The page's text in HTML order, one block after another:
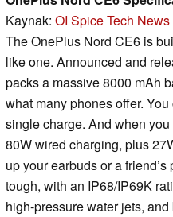
Kaynak: OI Spice Tech News
The OnePlus Nord CE6 is
like one. Announced and
packs a massive 8000 mAh
what many phones offer.
single charge. And when
80W wired charging, plus
up your earbuds or a
tough, with an IP68/IP69K
high-pressure water jets,